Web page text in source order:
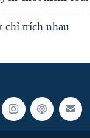
chỉ trích nhau